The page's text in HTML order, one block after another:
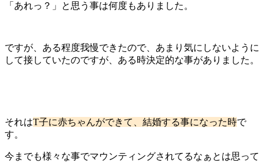
「あれっ？」と思う事は何度もありました。
ですが、ある程度我慢できたので、あまり気にしないように
して接していたのですが、ある時決定的な事がありました。
それはT子に赤ちゃんができて、結婚する事になった時で
す。
今までも様々な事でマウンティングされてるなぁとは思って